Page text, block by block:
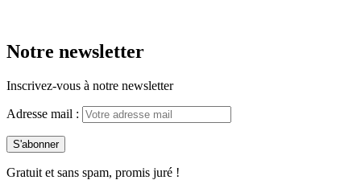
Notre newsletter
Inscrivez-vous à notre newsletter
Adresse mail :
Gratuit et sans spam, promis juré !